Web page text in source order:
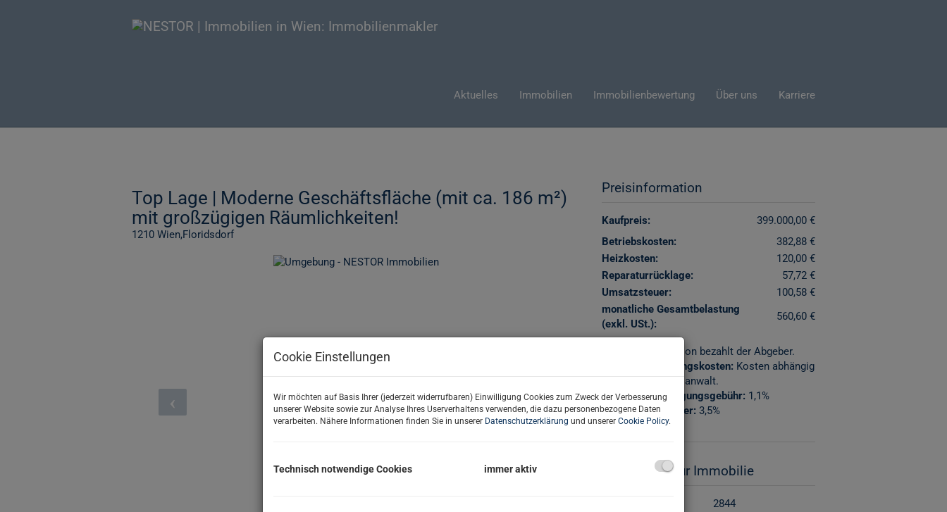
Aktuelles Immobilien Immobilienbewertung Über uns Karriere
Top Lage | Moderne Geschäftsfläche (mit ca. 186 m²)
mit großzügigen Räumlichkeiten!
1210 Wien,Floridsdorf
Preisinformation
Kaufpreis:
399.000,00 €
Betriebskosten:
382,88 €
Heizkosten:
120,00 €
Reparaturrücklage:
57,72 €
Umsatzsteuer:
100,58 €
monatliche Gesamtbelastung
(exkl. USt.):
560,60 €
Provision bezahlt der Abgeber.
Vertragserrichtungskosten: Kosten abhängig
von Notar/Rechtsanwalt.
Grundbucheintragungsgebühr: 1,1%
Grunderwerbsteuer: 3,5%
Basisdaten zur Immobilie
2844
Cookie Einstellungen
Wir möchten auf Basis Ihrer (jederzeit widerrufbaren) Einwilligung Cookies zum Zweck der Verbesserung
unserer Website sowie zur Analyse Ihres Userverhaltens verwenden, die dazu personenbezogene Daten
verarbeiten. Nähere Informationen finden Sie in unserer Datenschutzerklärung und unserer Cookie Policy.
Technisch notwendige Cookies immer aktiv